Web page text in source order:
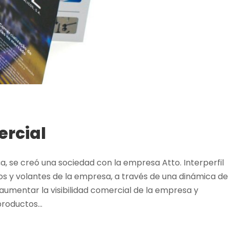
se creó una sociedad con la empresa Atto. Interperfil
y volantes de la empresa, a través de una dinámica de
la visibilidad comercial de la empresa y